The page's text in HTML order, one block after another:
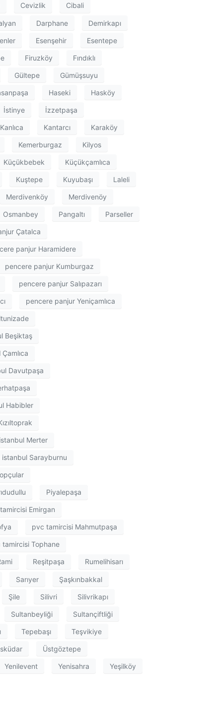
Cevizlik Cibali
Darphane Demirkapı
Esenşehir Esentepe
Firuzköy Fındıklı
Gültepe Gümüşsuyu
Haseki Hasköy
İstinye İzzetpaşa
Kanlıca Kantarcı Karaköy
Kemerburgaz Kilyos
Küçükbebek Küçükçamlıca
Kuştepe Kuyubaşı Laleli
Merdivenköy Merdivenöy
Osmanbey Pangaltı Parseller
Çatalca
panjur Haramidere
pencere panjur Kumburgaz
pencere panjur Salıpazarı
pencere panjur Yeniçamlıca
Beşiktaş
Davutpaşa
Habibler
Merter
istanbul Sarayburnu
Piyalepaşa
Emirgan
pvc tamircisi Mahmutpaşa
tamircisi Tophane
Reşitpaşa Rumelihisarı
Sarıyer Şaşkınbakkal
Şile Silivri Silivrikapı
Sultanbeyliği Sultançiftliği
Tepebaşı Teşvikiye
Üstgöztepe
Yenilevent Yenisahra Yeşilköy